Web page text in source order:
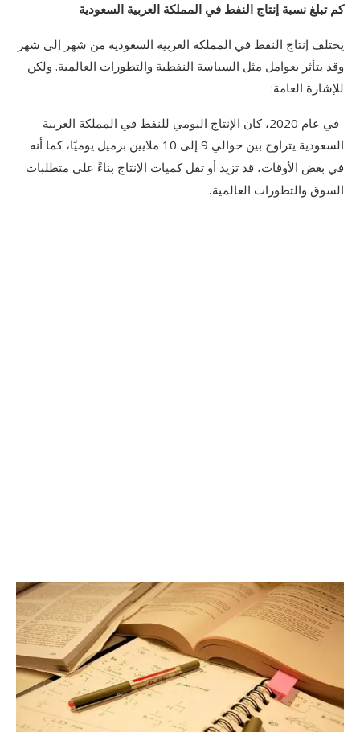
كم تبلغ نسبة إنتاج النفط في المملكة العربية السعودية
يختلف إنتاج النفط في المملكة العربية السعودية من شهر إلى شهر
وقد يتأثر بعوامل مثل السياسة النفطية والتطورات العالمية. ولكن
للإشارة العامة:
-في عام 2020، كان الإنتاج اليومي للنفط في المملكة العربية
السعودية يتراوح بين حوالي 9 إلى 10 ملايين برميل يوميًا،
كما أنه
في بعض الأوقات، قد تزيد أو تقل كميات الإنتاج بناءً على متطلبات
السوق والتطورات العالمية.